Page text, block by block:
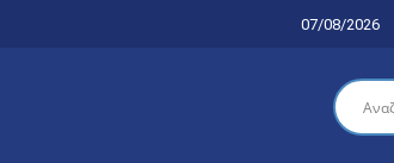
07/08/2026